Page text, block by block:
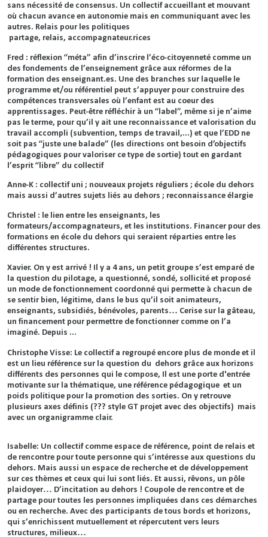
sans nécessité de consensus. Un collectif accueillant et mouvant
où chacun avance en autonomie mais en communiquant avec les
autres. Relais pour les politiques
partage, relais, accompagnateur.rices
Fred : réflexion “méta” afin d’inscrire l’éco-citoyenneté comme un
des fondements de l’enseignement grâce aux réformes de la
formation des enseignant.es. Une des branches sur laquelle le
programme et/ou référentiel peut s’appuyer pour construire des
compétences transversales où l’enfant est au coeur des
apprentissages. Peut-être réfléchir à un “label”, même si je n’aime
pas le terme, pour qu’il y ait une reconnaissance et valorisation du
travail accompli (subvention, temps de travail,...) et que l’EDD ne
soit pas “juste une balade” (les directions ont besoin d’objectifs
pédagogiques pour valoriser ce type de sortie) tout en gardant
l’esprit “libre” du collectif
Anne-K : collectif uni ; nouveaux projets réguliers ; école du dehors
mais aussi d’autres sujets liés au dehors ; reconnaissance élargie
Christel : le lien entre les enseignants, les
formateurs/accompagnateurs, et les institutions. Financer pour des
formations en école du dehors qui seraient réparties entre les
différentes structures.
Xavier. On y est arrivé ! Il y a 4 ans, un petit groupe s’est emparé de
la question du pilotage, a questionné, sondé, sollicité et proposé
un mode de fonctionnement coordonné qui permette à chacun de
se sentir bien, légitime, dans le bus qu’il soit animateurs,
enseignants, subsidiés, bénévoles, parents… Cerise sur la gâteau,
un financement pour permettre de fonctionner comme on l’a
imaginé. Depuis ...
Christophe Visse: Le collectif a regroupé encore plus de monde et il
est un lieu référence sur la question du dehors grâce aux horizons
différents des personnes qui le compose, Il est une porte d'entrée
motivante sur la thématique, une référence pédagogique et un
poids politique pour la promotion des sorties. On y retrouve
plusieurs axes définis (??? style GT projet avec des objectifs) mais
avec un organigramme clair.
Isabelle: Un collectif comme espace de référence, point de relais et
de rencontre pour toute personne qui s’intéresse aux questions du
dehors. Mais aussi un espace de recherche et de développement
sur ces thèmes et ceux qui lui sont liés. Et aussi, rêvons, un pôle
plaidoyer… D’incitation au dehors ! Coupole de rencontre et de
partage pour toutes les personnes impliquées dans ces démarches
ou en recherche. Avec des participants de tous bords et horizons,
qui s’enrichissent mutuellement et répercutent vers leurs
structures, milieux…